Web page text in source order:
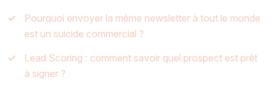
Pourquoi envoyer la même newsletter à tout le monde
est un suicide commercial ?
Lead Scoring : comment savoir quel prospect est prêt
à signer ?